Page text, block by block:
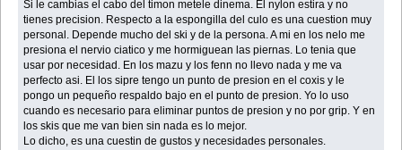
Si le cambias el cabo del timon metele dinema. El nylon estira y no
tienes precision. Respecto a la espongilla del culo es una cuestion muy
personal. Depende mucho del ski y de la persona. A mi en los nelo me
presiona el nervio ciatico y me hormiguean las piernas. Lo tenia que
usar por necesidad. En los mazu y los fenn no llevo nada y me va
perfecto asi. El los sipre tengo un punto de presion en el coxis y le
pongo un pequeño respaldo bajo en el punto de presion. Yo lo uso
cuando es necesario para eliminar puntos de presion y no por grip. Y en
los skis que me van bien sin nada es lo mejor.
Lo dicho, es una cuestin de gustos y necesidades personales.